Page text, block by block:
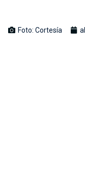
Foto: Cortesía